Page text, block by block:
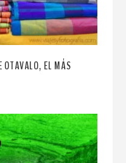
OTAVALO, EL MÁS